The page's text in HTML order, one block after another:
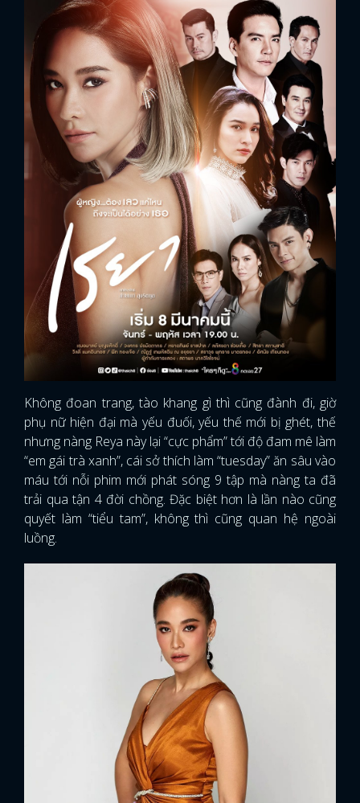
Không đoan trang, tào khang gì thì cũng đành đi, giờ
phụ nữ hiện đại mà yếu đuối, yếu thế mới bị ghét, thế
nhưng nàng Reya này lại “cực phẩm” tới độ đam mê làm
“em gái trà xanh”, cái sở thích làm “tuesday” ăn sâu vào
máu tới nỗi phim mới phát sóng 9 tập mà nàng ta đã
trải qua tận 4 đời chồng. Đặc biệt hơn là lần nào cũng
quyết làm “tiểu tam”, không thì cũng quan hệ ngoài
luồng.